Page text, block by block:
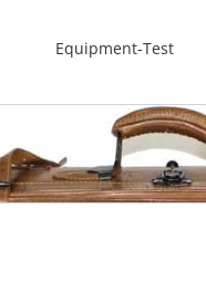
Equipment-Test